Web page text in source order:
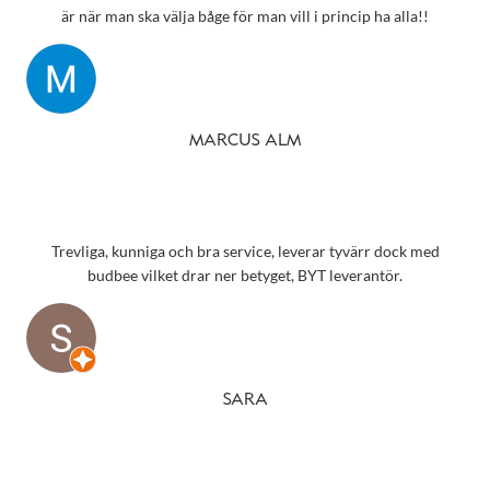
är när man ska välja båge för man vill i princip ha alla!!
MARCUS ALM
Trevliga, kunniga och bra service, leverar tyvärr dock med
budbee vilket drar ner betyget, BYT leverantör.
SARA